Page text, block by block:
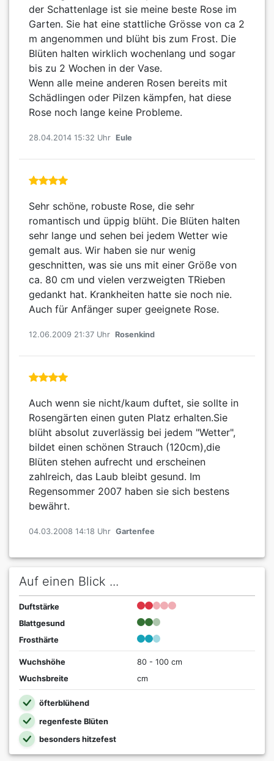
der Schattenlage ist sie meine beste Rose im
Garten. Sie hat eine stattliche Grösse von ca 2
m angenommen und blüht bis zum Frost. Die
Blüten halten wirklich wochenlang und sogar
bis zu 2 Wochen in der Vase.
Wenn alle meine anderen Rosen bereits mit
Schädlingen oder Pilzen kämpfen, hat diese
Rose noch lange keine Probleme.
28.04.2014 15:32 Uhr Eule
Sehr schöne, robuste Rose, die sehr
romantisch und üppig blüht. Die Blüten halten
sehr lange und sehen bei jedem Wetter wie
gemalt aus. Wir haben sie nur wenig
geschnitten, was sie uns mit einer Größe von
ca. 80 cm und vielen verzweigten TRieben
gedankt hat. Krankheiten hatte sie noch nie.
Auch für Anfänger super geeignete Rose.
12.06.2009 21:37 Uhr Rosenkind
Auch wenn sie nicht/kaum duftet, sie sollte in
Rosengärten einen guten Platz erhalten.Sie
blüht absolut zuverlässig bei jedem "Wetter",
bildet einen schönen Strauch (120cm),die
Blüten stehen aufrecht und erscheinen
zahlreich, das Laub bleibt gesund. Im
Regensommer 2007 haben sie sich bestens
bewährt.
04.03.2008 14:18 Uhr Gartenfee
Auf einen Blick ...
Duftstärke
Blattgesund
Frosthärte
Wuchshöhe
80 - 100 cm
Wuchsbreite
cm
öfterblühend
regenfeste Blüten
besonders hitzefest